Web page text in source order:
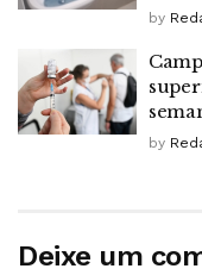
by
by
Deixe um